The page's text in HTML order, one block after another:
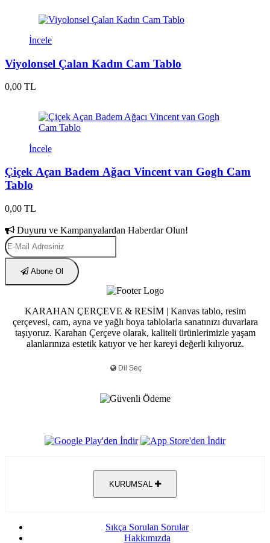
İncele
Viyolonsel Çalan Kadın Cam Tablo
0,00 TL
İncele
Çiçek Açan Badem Ağacı Vincent van Gogh Cam
Tablo
0,00 TL
Duyuru ve Kampanyalardan Haberdar Olun!
Abone Ol
KARAHAN ÇERÇEVE & RESİM | Kanvas tablo, resim
çerçevesi, cam, ayna ve yağlı boya tablolarla sanatınızı duvarlara
taşıyoruz. Karahan Çerçeve olarak, kaliteli ürünlerimizle yaşam
alanlarınıza estetik katıyor ve her kareyi değerli kılıyoruz.
KURUMSAL
Sıkça Sorulan Sorular
Hakkımızda